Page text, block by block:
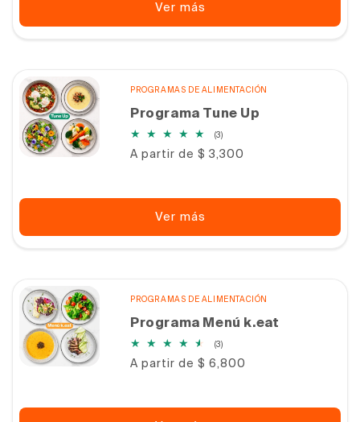
Ver más
PROGRAMAS DE ALIMENTACIÓN
Programa Tune Up
(3)3
totales
Precio
A partir de $ 3,300
Ver más
PROGRAMAS DE ALIMENTACIÓN
Programa Menú k.eat
(3)3
totales
Precio
A partir de $ 6,800